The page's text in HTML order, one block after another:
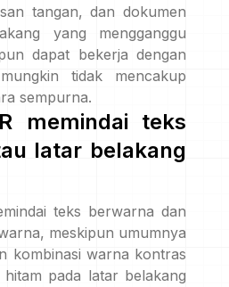
tangan, dan dokumen
yang mengganggu
dapat bekerja dengan
tidak mencakup
sempurna.
memindai teks
latar belakang
teks berwarna dan
meskipun umumnya
kombinasi warna kontras
pada latar belakang